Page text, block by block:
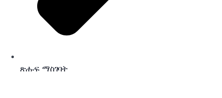
ጽሑፍ ማስገባት